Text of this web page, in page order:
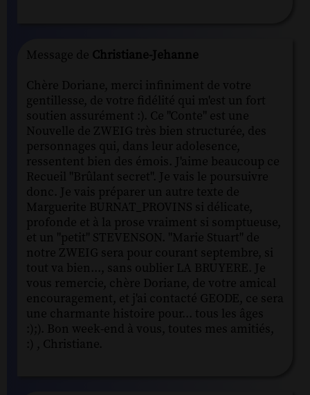
Message de Christiane-Jehanne
Chère Doriane, merci infiniment de votre
gentillesse, de votre fidélité qui m'est un fort
soutien assurément :). Ce "Conte" est une
Nouvelle de ZWEIG très bien structurée, des
personnages qui, dans leur adolesence,
ressentent bien des émois. J'aime beaucoup ce
Recueil "Brûlant secret". Je vais le poursuivre
donc. Je vais préparer un autre texte de
Marguerite BURNAT_PROVINS si délicate,
profonde et à la prose vraiment si somptueuse,
et un "petit" STEVENSON. "Marie Stuart" de
notre ZWEIG sera pour courant septembre, si
tout va bien..., sans oublier LA BRUYERE. Je
vous remercie, chère Doriane, de votre amical
encouragement, et j'ai contacté GEODE, ce sera
une charmante histoire pour... tous les âges
:);). Bon week-end à vous, toutes mes amitiés,
:) , Christiane.